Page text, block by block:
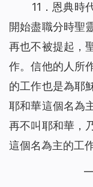
11．恩典時
開始盡職分時聖
再也不被提起，
作。信他的人所
的工作也是為耶
耶和華這個名為
再不叫耶和華，
這個名為主的工作